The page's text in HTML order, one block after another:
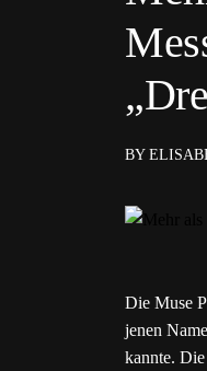
BY
Die Muse
jenen
kannte.